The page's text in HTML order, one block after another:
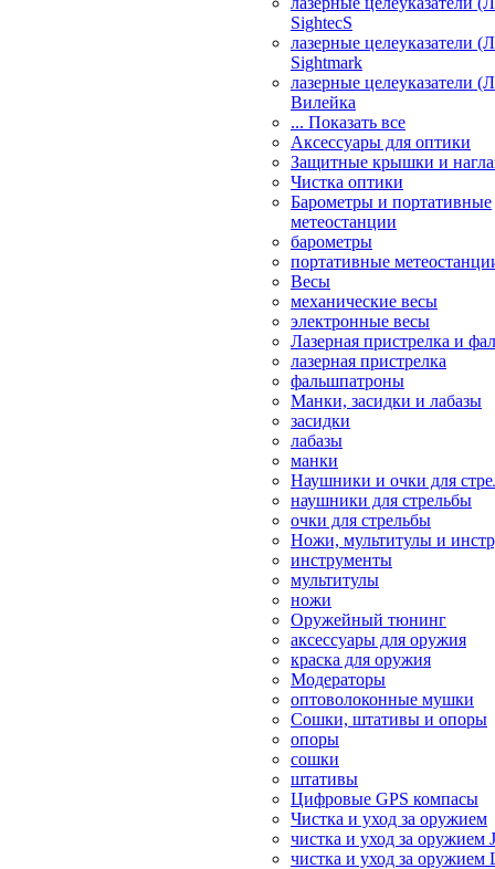
SightecS
лазерные целеуказатели
Sightmark
лазерные целеуказатели
Вилейка
... Показать все
Аксессуары для оптики
Защитные крышки и
Чистка оптики
Барометры и портативные
метеостанции
барометры
портативные
Весы
механические весы
электронные весы
Лазерная пристрелка и
лазерная пристрелка
фальшпатроны
Манки, засидки и лабазы
засидки
лабазы
манки
Наушники и очки для
наушники для стрельбы
очки для стрельбы
Ножи, мультитулы и
инструменты
мультитулы
ножи
Оружейный тюнинг
аксессуары для оружия
краска для оружия
Модераторы
оптоволоконные мушки
Сошки, штативы и опоры
опоры
сошки
штативы
Цифровые GPS компасы
Чистка и уход за оружием
чистка и уход за оружием
чистка и уход за оружием